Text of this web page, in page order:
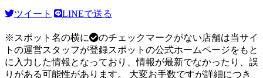
ツイート LINEで送る
※スポット名の横に
のチェックマークがない店舗は当サイ
トの運営スタッフが登録スポットの公式ホームページをもと
に入力した情報となっており、情報が最新でなかったり、誤
りがある可能性があります。 大変お手数ですが詳細につき